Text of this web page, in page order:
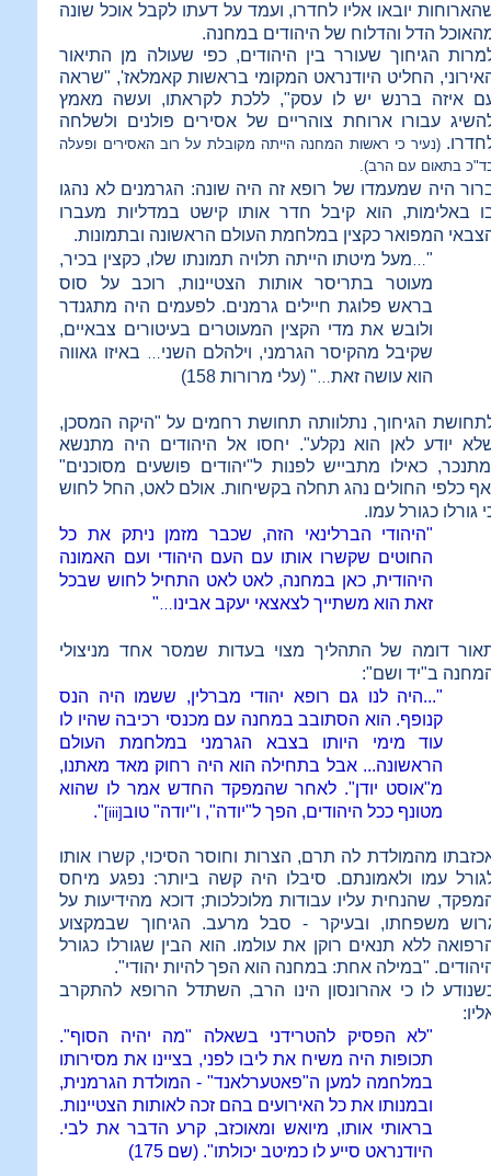
יובאו אליו לחדרו, ועמד על דעתו לקבל אוכל שונה
הדל והדלוח של היהודים במחנה.
הגיחוך שעורר בין היהודים, כפי שעולה מן התיאור
החליט היודנראט המקומי בראשות קאמלאז', "שראה
איזה ברנש יש לו עסק", ללכת לקראתו, ועשה מאמץ
עבורו ארוחת צוהריים של אסירים פולנים ולשלחה
(נעיר כי ראשות המחנה הייתה מקובלת על רוב האסירים ופעלה
בתאום עם הרב).
היה שמעמדו של רופא זה היה שונה: הגרמנים לא נהגו
באלימות, הוא קיבל חדר אותו קישט במדליות מעברו
המפואר כקצין במלחמת העולם הראשונה ובתמונות.
"
…מעל מיטתו הייתה תלויה תמונתו שלו, כקצין בכיר,
מעוטר בתריסר אותות הצטיינות, רוכב על סוס
בראש פלוגת חיילים גרמנים. לפעמים היה מתגנדר
ולובש את מדי הקצין המעוטרים בעיטורים צבאיים,
שקיבל מהקיסר הגרמני, וילהלם השני… באיזו גאווה
הוא עושה זאת…" (עלי מרורות 158)
הגיחוך, נתלוותה תחושת רחמים על "היקה המסכן,
יודע לאן הוא נקלע". יחסו אל היהודים היה מתנשא
כאילו מתבייש לפנות ל"יהודים פושעים מסוכנים"
כלפי החולים נהג תחלה בקשיחות. אולם לאט, החל לחוש
גורלו כגורל עמו.
"היהודי הברלינאי הזה, שכבר מזמן ניתק את כל
החוטים שקשרו אותו עם העם היהודי ועם האמונה
היהודית, כאן במחנה, לאט לאט התחיל לחוש שבכל
זאת הוא משתייך לצאצאי יעקב אבינו…
"
דומה של התהליך מצוי בעדות שמסר אחד מניצולי
ב"יד ושם":
"...היה לנו גם רופא יהודי מברלין, ששמו היה הנס
קנופף. הוא הסתובב במחנה עם מכנסי רכיבה שהיו לו
עוד מימי היותו בצבא הגרמני במלחמת העולם
הראשונה... אבל בתחילה הוא היה רחוק מאד מאתנו,
מ"אוסט יודן". לאחר שהמפקד החדש אמר לו שהוא
מטונף ככל היהודים, הפך ל"יודה", ו"יודה" טוב[iii]
".
מהמולדת לה תרם, הצרות וחוסר הסיכוי, קשרו אותו
עמו ולאמונתם. סיבלו היה קשה ביותר: נפגע מיחס
שהנחית עליו עבודות מלוכלכות; דוכא מהידיעות על
משפחתו, ובעיקר - סבל מרעב. הגיחוך שבמקצוע
ללא תנאים רוקן את עולמו. הוא הבין שגורלו כגורל
"במילה אחת: במחנה הוא הפך להיות יהודי".
לו כי אהרונסון הינו הרב, השתדל הרופא להתקרב
"לא הפסיק להטרידני בשאלה "מה יהיה הסוף".
תכופות היה משיח את ליבו לפני, בציינו את מסירותו
במלחמה למען ה"פאטערלאנד" - המולדת הגרמנית,
ובמנותו את כל האירועים בהם זכה לאותות הצטיינות.
בראותי אותו, מיואש ומאוכזב, קרע הדבר את לבי.
היודנראט סייע לו כמיטב יכולתו". (שם 175)